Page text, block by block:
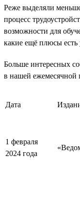
Реже выделяли
процесс
возможности для
какие ещё плюсы есть
Больше интересных
в нашей
Дата
1 февраля
2024 года